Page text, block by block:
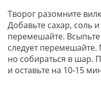
Творог разомните
Добавьте сахар, соль
перемешайте.
следует
но собираться в шар.
и оставьте на 10-15